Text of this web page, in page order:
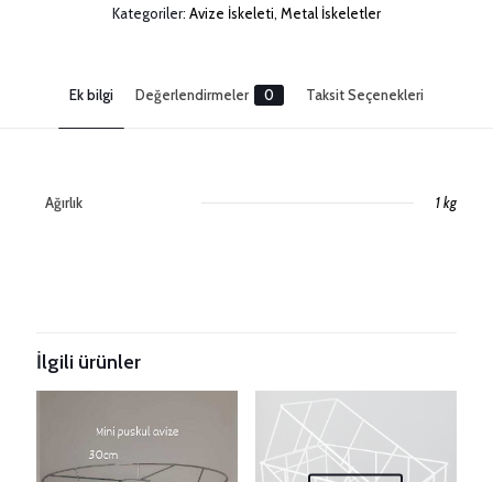
Kategoriler: Avize İskeleti, Metal İskeletler
Ek bilgi Değerlendirmeler 0 Taksit Seçenekleri
Ağırlık 1 kg
yapan ilk kişi siz olun
E-posta adresiniz yayınlanmayacak.Gerekli alanlar*ile
Derecelendirmeniz
İlgili ürünler